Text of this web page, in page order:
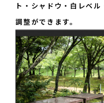
ト・シャドウ・白レベ
調整ができます。